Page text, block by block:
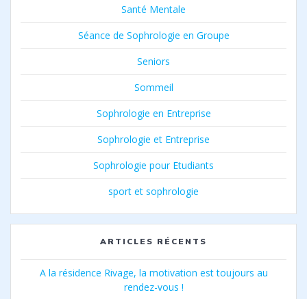
Santé Mentale
Séance de Sophrologie en Groupe
Seniors
Sommeil
Sophrologie en Entreprise
Sophrologie et Entreprise
Sophrologie pour Etudiants
sport et sophrologie
ARTICLES RÉCENTS
A la résidence Rivage, la motivation est toujours au
rendez-vous !